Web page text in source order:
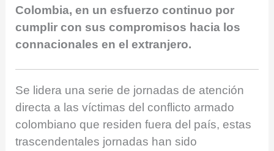
Colombia, en un esfuerzo continuo por
cumplir con sus compromisos hacia los
connacionales en el extranjero.
Se lidera una serie de jornadas de atención
directa a las víctimas del conflicto armado
colombiano que residen fuera del país, estas
trascendentales jornadas han sido